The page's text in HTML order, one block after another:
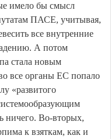
имело бы смысл
ПАСЕ, учитывая,
все внутренние
А потом
стала новым
все органы ЕС попало
«развитого
ничего. Во-вторых,
к взяткам, как и